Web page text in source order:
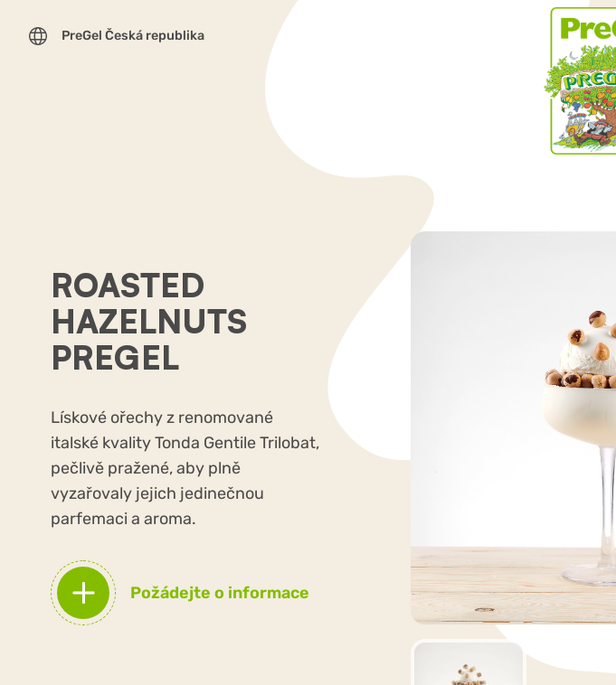
PreGel Česká republika
ROASTED
HAZELNUTS
PREGEL
Lískové ořechy z renomované
italské kvality Tonda Gentile Trilobat,
pečlivě pražené, aby plně
vyzařovaly jejich jedinečnou
parfemaci a aroma.
Požádejte o informace